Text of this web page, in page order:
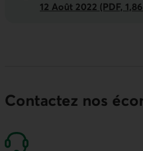
12 Août 2022 (PDF,
Contactez nos